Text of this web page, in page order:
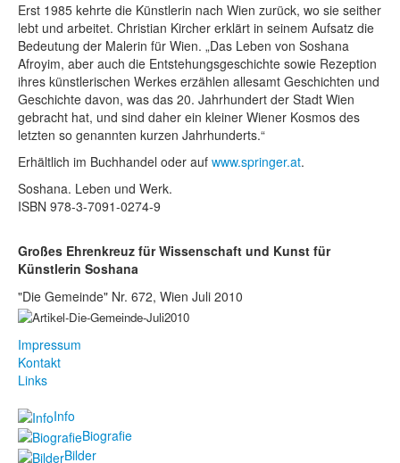
Erst 1985 kehrte die Künstlerin nach Wien zurück, wo sie seither
lebt und arbeitet. Christian Kircher erklärt in seinem Aufsatz die
Bedeutung der Malerin für Wien. „Das Leben von Soshana
Afroyim, aber auch die Entstehungsgeschichte sowie Rezeption
ihres künstlerischen Werkes erzählen allesamt Geschichten und
Geschichte davon, was das 20. Jahrhundert der Stadt Wien
gebracht hat, und sind daher ein kleiner Wiener Kosmos des
letzten so genannten kurzen Jahrhunderts.“
Erhältlich im Buchhandel oder auf www.springer.at.
Soshana. Leben und Werk.
ISBN 978-3-7091-0274-9
Großes Ehrenkreuz für Wissenschaft und Kunst für
Künstlerin Soshana
"Die Gemeinde" Nr. 672, Wien Juli 2010
Impressum
Kontakt
Links
Info
Biografie
Bilder